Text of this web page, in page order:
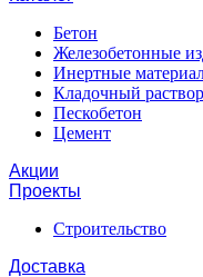
Бетон
Железобетонные
Инертные
Кладочный раствор
Пескобетон
Цемент
Акции
Проекты
Строительство
Доставка